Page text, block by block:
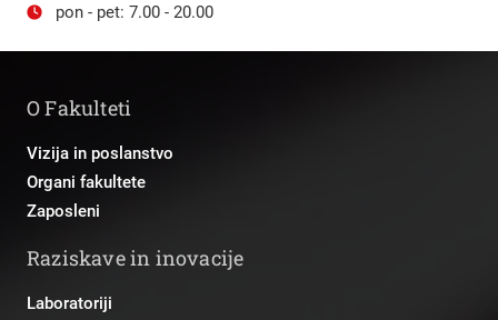
pon - pet: 7.00 - 20.00
O Fakulteti
Vizija in poslanstvo
Organi fakultete
Zaposleni
Raziskave in inovacije
Laboratoriji